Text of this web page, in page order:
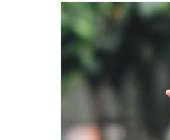
TKIA 13 Rawamangun
Raudhatul Athfal